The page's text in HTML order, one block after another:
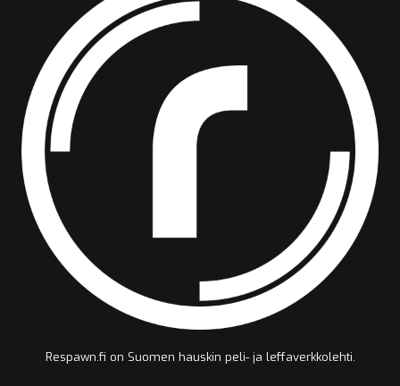
Respawn.fi on Suomen hauskin peli- ja leffaverkkolehti.